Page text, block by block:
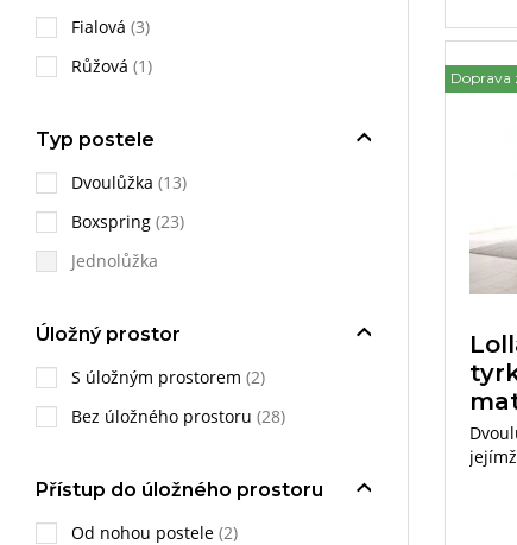
Fialová (3)
Růžová (1)
Typ postele
Dvoulůžka (13)
Boxspring (23)
Jednolůžka
Úložný prostor
S úložným prostorem (2)
Bez úložného prostoru (28)
Přístup do úložného prostoru
Od nohou postele (2)
Doprava